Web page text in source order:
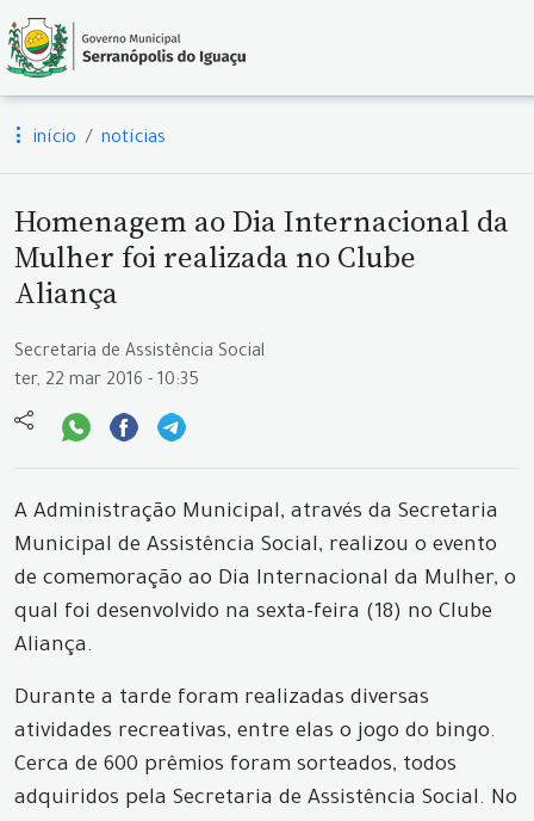
início notícias
Homenagem ao Dia Internacional da
Mulher foi realizada no Clube
Aliança
Secretaria de Assistência Social
ter, 22 mar 2016 - 10:35
A Administração Municipal, através da Secretaria
Municipal de Assistência Social, realizou o evento
de comemoração ao Dia Internacional da Mulher, o
qual foi desenvolvido na sexta-feira (18) no Clube
Aliança.
Durante a tarde foram realizadas diversas
atividades recreativas, entre elas o jogo do bingo.
Cerca de 600 prêmios foram sorteados, todos
adquiridos pela Secretaria de Assistência Social. No